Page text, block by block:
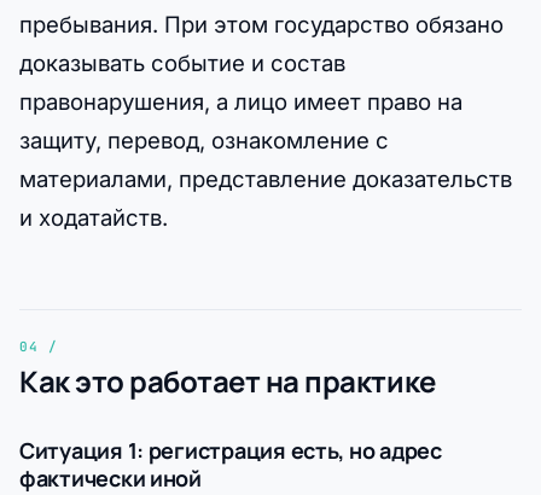
пребывания. При этом государство обязано
доказывать событие и состав
правонарушения, а лицо имеет право на
защиту, перевод, ознакомление с
материалами, представление доказательств
и ходатайств.
Как это работает на практике
Ситуация 1: регистрация есть, но адрес
фактически иной